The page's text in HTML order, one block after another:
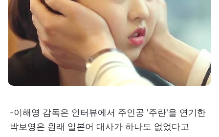
-이해영 감독은 인터뷰에서 주인공 '주란'을 연기한
박보영은 원래 일본어 대사가 하나도 없었다고